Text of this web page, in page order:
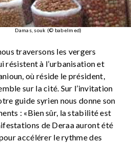
Damas, souk (© babelmed)
traversons les vergers
résistent à l’urbanisation et
où réside le président,
sur la cité. Sur l’invitation
guide syrien nous donne son
: «Bien sûr, la stabilité est
de Deraa auront été
accélérer le rythme des